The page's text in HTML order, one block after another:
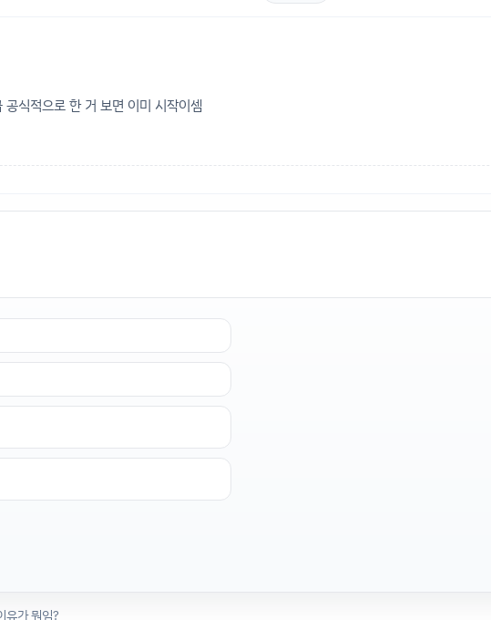
식적으로 한 거 보면 이미 시작이셈
유가 뭐임?